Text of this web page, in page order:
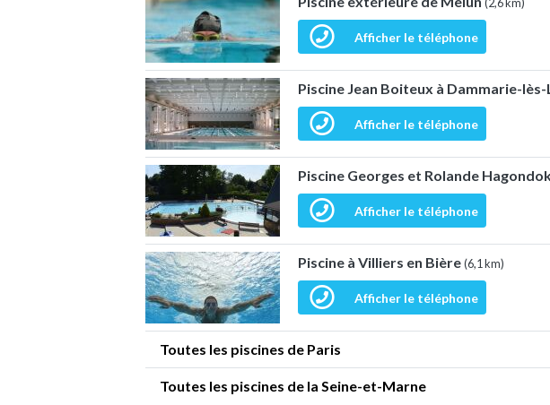
Afficher le téléphone
Piscine Jean Boiteux à Dammarie-lès-
Afficher le téléphone
Piscine Georges et Rolande
Afficher le téléphone
Piscine à Villiers en Bière(6,1 km)
Afficher le téléphone
Toutes les piscines de Paris
Toutes les piscines de la Seine-et-Marne